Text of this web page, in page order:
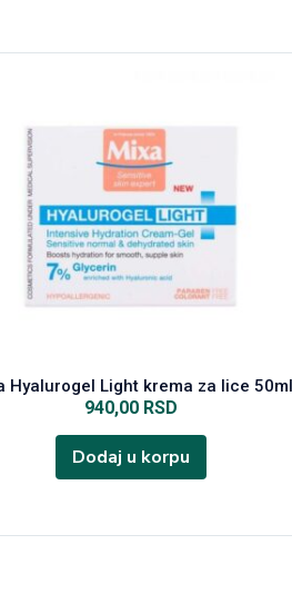
Hyalurogel Light krema za lice 50ml
940,00 RSD
Dodaj u korpu